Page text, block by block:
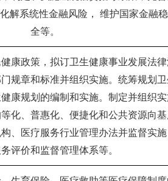
解系统性金融风险， 维护国家金融
全等。
康政策，拟订卫生健康事业发展法
规章和标准并组织实施。统筹规划
康规划的编制和实施。制定并组织
化、普惠化、便捷化和公共资源向
、医疗服务行业管理办法并监督实
评价和监督管理体系等。